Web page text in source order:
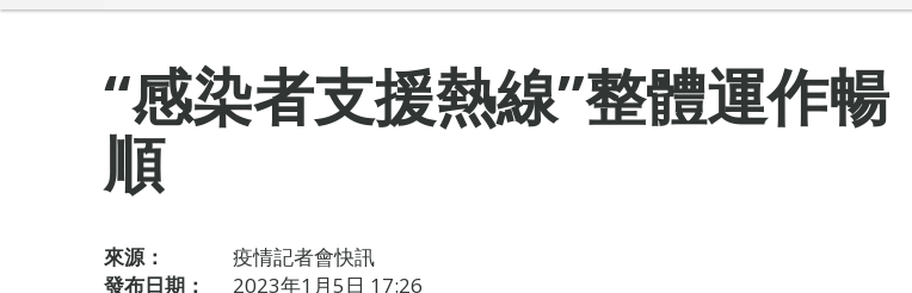
“感染者支援熱線”整體運作暢
順
來源：
疫情記者會快訊
發布日期：
2023年1月5日 17:26